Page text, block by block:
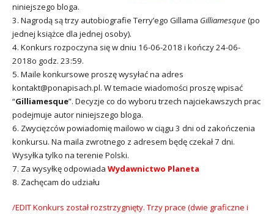
niniejszego bloga.
3. Nagrodą są trzy autobiografie Terry’ego Gillama Gilliamesque (po
jednej książce dla jednej osoby).
4. Konkurs rozpoczyna się w dniu 16-06-2018 i kończy 24-06-
2018o godz. 23:59.
5. Maile konkursowe proszę wysyłać na adres
kontakt@ponapisach.pl. W temacie wiadomości proszę wpisać
“Gilliamesque”. Decyzje co do wyboru trzech najciekawszych prac
podejmuje autor niniejszego bloga.
6. Zwycięzców powiadomię mailowo w ciągu 3 dni od zakończenia
konkursu. Na maila zwrotnego z adresem będę czekał 7 dni.
Wysyłka tylko na terenie Polski.
7. Za wysyłkę odpowiada Wydawnictwo Planeta
8. Zachęcam do udziału
/EDIT Konkurs został rozstrzygnięty. Trzy prace (dwie graficzne i